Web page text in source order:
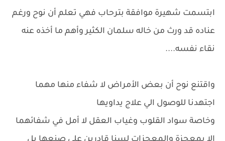
ابتسمت شهيرة موافقة بترحاب فهي تعلم أن نوح ورغم
عناده قد ورث من خاله سلمان الكثير وأهم ما أخذه عنه
نقاء نفسه....
واقتنع نوح أن بعض الأمراض لا شفاء منها مهما
اجتهدنا للوصول الي علاج يداويها
وخاصة سواد القلوب وغياب العقل لا أمل في شفائهما